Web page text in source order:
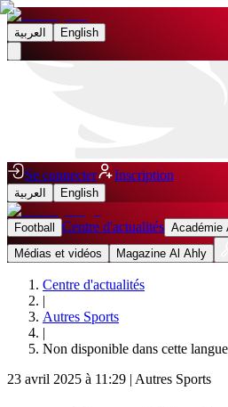
العربية English
Se connecter Inscription
العربية English
Football Centre d'actualités Académie
Médias et vidéos
Magazine Al Ahly
Centre d'actualités
|
Autres Sports
|
Non disponible dans cette langue
23 avril 2025 à 11:29 | Autres Sports